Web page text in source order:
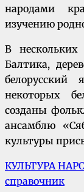
народами
изучению
В нескольких
Балтика,
некоторых
созданы
ансамблю
культуры
КУЛЬТУРА
справочник